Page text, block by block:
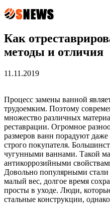
Как
методы и отличия
11.11.2019
Процесс замены ванной
трудоемким. Поэтому
множество различных
реставрации. Огромное
размеров ванн порадуют даже
строго покупателя.
чугунными ваннами. Такой
антикоррозийными
Довольно популярными
малый вес, долгое время
просты в уходе. Люди,
стальные конструкции,